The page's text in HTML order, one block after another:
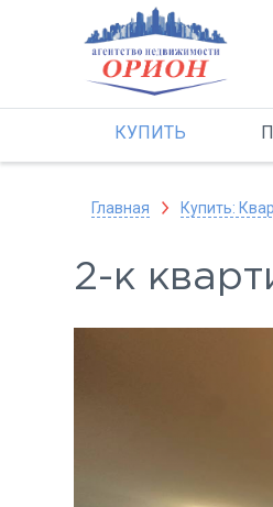
КУПИТЬ
Главная Купить:
2-к